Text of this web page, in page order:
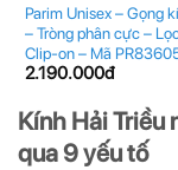
Parim Unisex – Gọng
– Tròng phân cực –
Clip-on – Mã
2.190.000đ
Kính Hải Triều
qua 9 yếu tố